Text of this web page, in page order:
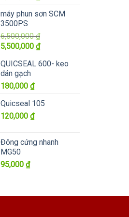
là:
4,100,000 ₫.
tại
3,600,000 ₫.
máy phun sơn SCM
3500PS
6,500,000₫
Giá
là:
6,500,000 ₫.
5,500,000 ₫Giá
tại
QUICSEAL 600- keo
dán gạch
180,000 ₫
Quicseal 105
120,000 ₫
Đông cứng nhanh
MG50
95,000 ₫